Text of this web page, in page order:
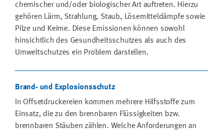
chemischer und/oder biologischer Art auftreten. Hierzu
gehören Lärm, Strahlung, Staub, Lösemitteldämpfe sowie
Pilze und Keime. Diese Emissionen können sowohl
hinsichtlich des Gesundheitsschutzes als auch des
Umweltschutzes ein Problem darstellen.
Brand- und Explosionsschutz
In Offsetdruckereien kommen mehrere Hilfsstoffe zum
Einsatz, die zu den brennbaren Flüssigkeiten bzw.
brennbaren Stäuben zählen. Welche Anforderungen an